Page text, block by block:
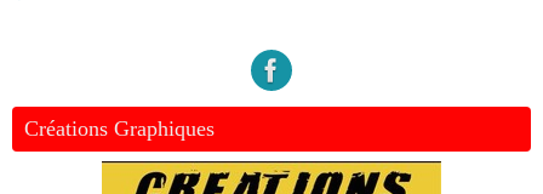
Créations Graphiques